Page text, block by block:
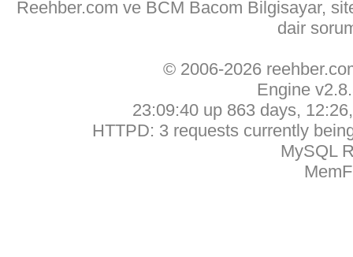
Reehber.com ve BCM Bacom Bilgisayar,
dair
© 2006-2026
Engine
23:09:40 up 863 days,
HTTPD: 3 requests currently
MySQL